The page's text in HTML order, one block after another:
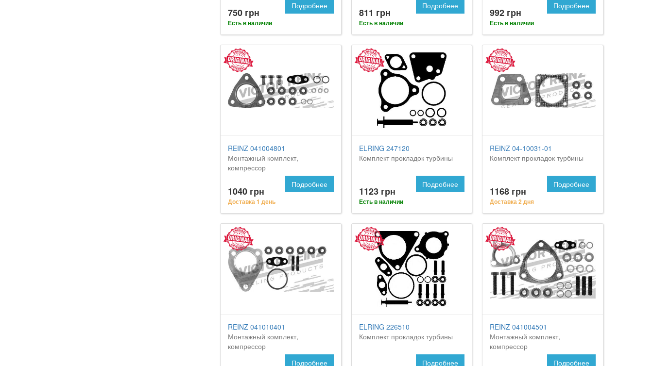
750 грн
Есть в наличии
Подробнее
811 грн
Есть в наличии
Подробнее
992 грн
Есть в наличии
Подробнее
REINZ 041004801
Монтажный комплект,
компрессор
1040 грн
Доставка 1 день
Подробнее
ELRING 247120
Комплект прокладок турбины
1123 грн
Есть в наличии
Подробнее
REINZ 04-10031-01
Комплект прокладок турбины
1168 грн
Доставка 2 дня
Подробнее
REINZ 041010401
Монтажный комплект,
компрессор
Подробнее
ELRING 226510
Комплект прокладок турбины
Подробнее
REINZ 041004501
Монтажный комплект,
компрессор
Подробнее